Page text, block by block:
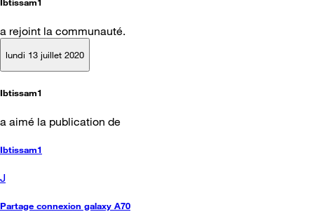
Ibtissam1
a rejoint la communauté.
lundi 13 juillet 2020
Ibtissam1
a aimé la publication de
Ibtissam1
J
Partage connexion galaxy A70